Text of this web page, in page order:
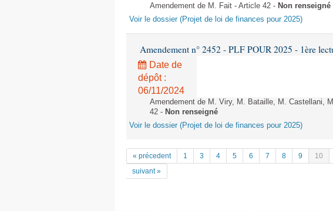
Amendement de M. Fait - Article 42 - Non renseigné
Voir le dossier (Projet de loi de finances pour 2025)
Amendement n° 2452 - PLF POUR 2025 - 1ère
Date de
dépôt :
06/11/2024
Amendement de M. Viry, M. Bataille, M. Castellani,
42 - Non renseigné
Voir le dossier (Projet de loi de finances pour 2025)
« précedent 1 3 4 5 6 7 8 9 10
suivant »